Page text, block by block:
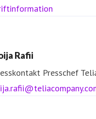
Rafii
Presschef